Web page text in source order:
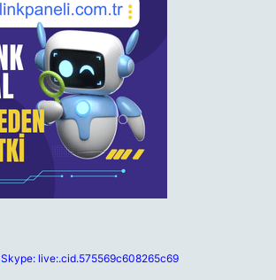
Skype: live:.cid.575569c608265c69